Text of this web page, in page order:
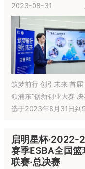
2023-08-31
筑梦前行 创引未来 首届
领浦东”创新创业大赛
选于2023年8月31日到9
启明星杯·2022-
赛季ESBA全国篮
联赛·总决赛